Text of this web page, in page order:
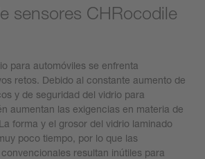
sensores CHRocodile
para automóviles se enfrenta
retos. Debido al constante aumento de
y de seguridad del vidrio para
aumentan las exigencias en materia de
forma y el grosor del vidrio laminado
poco tiempo, por lo que las
resultan inútiles para